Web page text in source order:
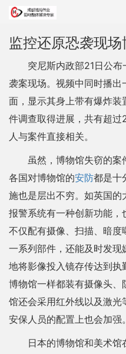
监控还原恐袭现
突尼斯内政部21日公
袭案现场。视频中同时播
面，显示其身上带有爆炸
件调查取得进展，共有超
人与案件直接相关。
虽然，博物馆失窃的案
各国对博物馆的安防都是十
施也是层出不穷。如英国的
报警系统有一种创新功能，
不仅配有摄像、扫描、暗
一系列部件，还能及时发
地将影像投入镜存传达到
博物馆一样都装有摄像头
馆还会采用红外线以及激
安保人员的配置上也会加强。
日本的博物馆和美术